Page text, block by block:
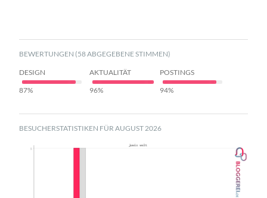
BEWERTUNGEN (58 ABGEGEBENE STIMMEN)
DESIGN
87%
AKTUALITÄT
96%
POSTINGS
94%
BESUCHERSTATISTIKEN FÜR AUGUST 2026